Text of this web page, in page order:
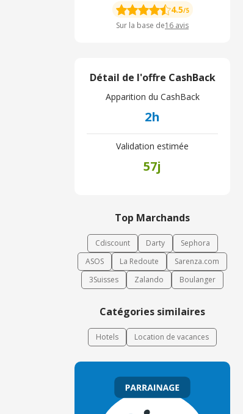
4.5/5
Sur la base de16 avis
Détail de l'offre CashBack
Apparition du CashBack
2h
Validation estimée
57j
Top Marchands
Cdiscount Darty
Sephora
ASOS
La Redoute
Sarenza.com
3Suisses
Zalando Boulanger
Catégories similaires
Hotels Location de vacances